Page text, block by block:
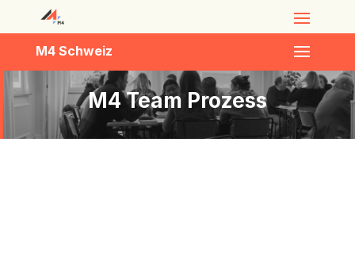
M4 Schweiz
M4 Team Prozess